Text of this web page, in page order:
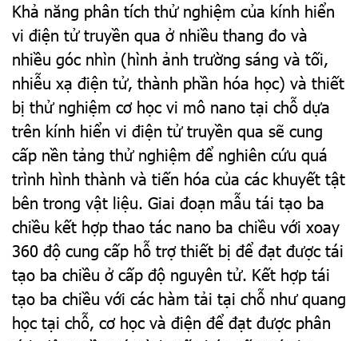
Khả năng phân tích thử nghiệm của kính hiển
vi điện tử truyền qua ở nhiều thang đo và
nhiều góc nhìn (hình ảnh trường sáng và tối,
nhiễu xạ điện tử, thành phần hóa học) và thiết
bị thử nghiệm cơ học vi mô nano tại chỗ dựa
trên kính hiển vi điện tử truyền qua sẽ cung
cấp nền tảng thử nghiệm để nghiên cứu quá
trình hình thành và tiến hóa của các khuyết tật
bên trong vật liệu. Giai đoạn mẫu tái tạo ba
chiều kết hợp thao tác nano ba chiều với xoay
360 độ cung cấp hỗ trợ thiết bị để đạt được tái
tạo ba chiều ở cấp độ nguyên tử. Kết hợp tái
tạo ba chiều với các hàm tải tại chỗ như quang
học tại chỗ, cơ học và điện để đạt được phân